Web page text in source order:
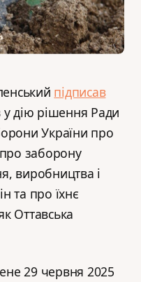
підписав
у дію рішення Ради
України про
про заборону
виробництва і
та про їхнє
Оттавська
29 червня 2025